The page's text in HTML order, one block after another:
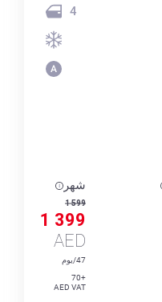
4
شهر
1 599
1 399
AED
47/يوم
+70
AED VAT